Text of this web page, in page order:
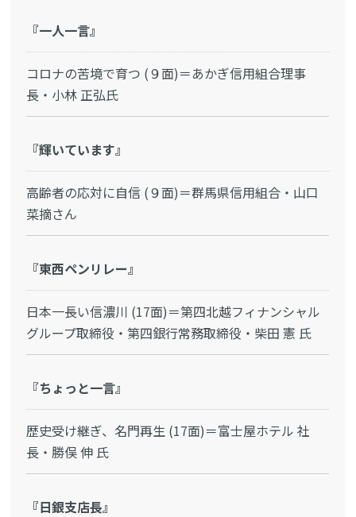
『一人一言』
コロナの苦境で育つ (９面)＝あかぎ信用組合理事
長・小林 正弘氏
『輝いています』
高齢者の応対に自信 (９面)＝群馬県信用組合・山口
菜摘さん
『東西ペンリレー』
日本一長い信濃川 (17面)＝第四北越フィナンシャル
グループ取締役・第四銀行常務取締役・柴田 憲 氏
『ちょっと一言』
歴史受け継ぎ、名門再生 (17面)＝富士屋ホテル 社
長・勝俣 伸 氏
『日銀支店長』